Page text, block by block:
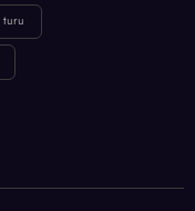
turu